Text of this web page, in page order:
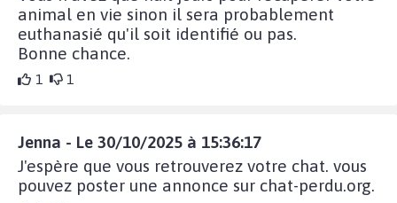
animal en vie sinon il sera probablement
euthanasié qu'il soit identifié ou pas.
Bonne chance.
1 1
Jenna - Le 30/10/2025 à 15:36:17
J'espère que vous retrouverez votre chat. vous
pouvez poster une annonce sur chat-perdu.org.